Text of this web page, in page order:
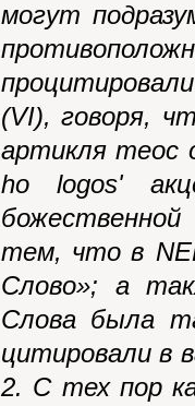
могут
(VI), говоря,
артикля теос
ho
logos'
тем, что в
Слово»; а
Слова была
цитировали в
2. С тех пор